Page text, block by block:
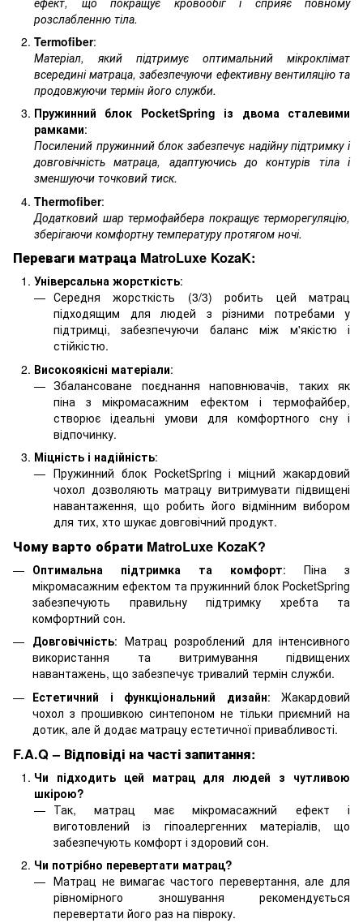
розслабленню тіла.
Termofiber:
Матеріал, який підтримує оптимальний мікроклімат
всередині матраца, забезпечуючи ефективну вентиляцію та
продовжуючи термін його служби.
Пружинний блок PocketSpring із двома сталевими
рамками:
Посилений пружинний блок забезпечує надійну підтримку і
довговічність матраца, адаптуючись до контурів тіла і
зменшуючи точковий тиск.
Thermofiber:
Додатковий шар термофайбера покращує терморегуляцію,
зберігаючи комфортну температуру протягом ночі.
Переваги матраца MatroLuxe KozaK:
Універсальна жорсткість:
Середня жорсткість (3/3) робить цей матрац
підходящим для людей з різними потребами у
підтримці, забезпечуючи баланс між м'якістю і
стійкістю.
Високоякісні матеріали:
Збалансоване поєднання наповнювачів, таких як
піна з мікромасажним ефектом і термофайбер,
створює ідеальні умови для комфортного сну і
відпочинку.
Міцність і надійність:
Пружинний блок PocketSpring і міцний жакардовий
чохол дозволяють матрацу витримувати підвищені
навантаження, що робить його відмінним вибором
для тих, хто шукає довговічний продукт.
Чому варто обрати MatroLuxe KozaK?
Оптимальна підтримка та комфорт: Піна з
мікромасажним ефектом та пружинний блок PocketSpring
забезпечують правильну підтримку хребта та
комфортний сон.
Довговічність: Матрац розроблений для інтенсивного
використання та витримування підвищених
навантажень, що забезпечує тривалий термін служби.
Естетичний і функціональний дизайн: Жакардовий
чохол з прошивкою синтепоном не тільки приємний на
дотик, але й додає матрацу естетичної привабливості.
F.A.Q – Відповіді на часті запитання:
Чи підходить цей матрац для людей з чутливою
шкірою?
Так, матрац має мікромасажний ефект і
виготовлений із гіпоалергенних матеріалів, що
забезпечують комфорт і здоровий сон.
Чи потрібно перевертати матрац?
Матрац не вимагає частого перевертання, але для
рівномірного зношування рекомендується
перевертати його раз на півроку.